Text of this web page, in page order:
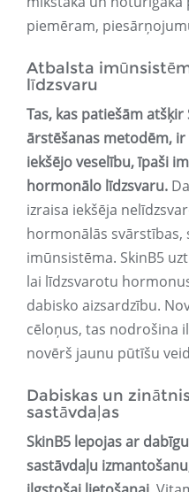
piemēram,
Atbalsta
līdzsvaru
Tas, kas patiešām
ārstēšanas metodēm,
iekšējo veselību, īpaši
hormonālo līdzsvaru.
izraisa iekšēja
hormonālās svārstības,
imūnsistēma. SkinB5
lai līdzsvarotu
dabisko aizsardzību.
cēloņus, tas nodrošina
novērš jaunu pūtīšu
Dabiskas un
sastāvdaļas
SkinB5 lepojas ar
sastāvdaļu